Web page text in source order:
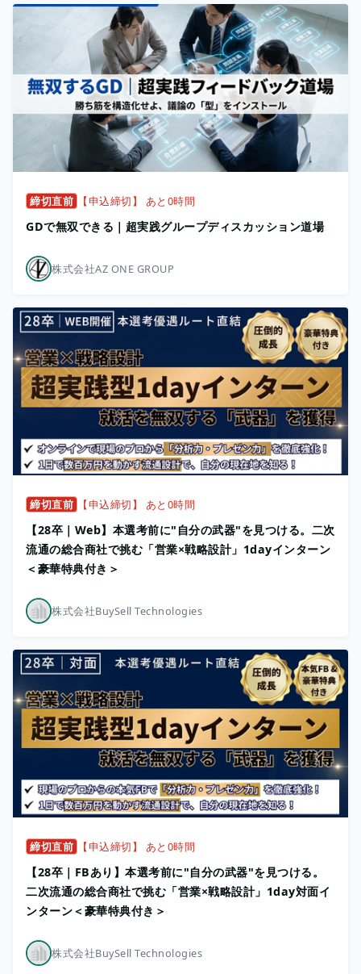
締切直前 【申込締切】 あと0時間
GDで無双できる｜超実践グループディスカッション道場
株式会社AZ ONE GROUP
締切直前 【申込締切】 あと0時間
【28卒｜Web】本選考前に"自分の武器"を見つける。二次
流通の総合商社で挑む「営業×戦略設計」1dayインターン
＜豪華特典付き＞
株式会社BuySell Technologies
締切直前 【申込締切】 あと0時間
【28卒｜FBあり】本選考前に"自分の武器"を見つける。
二次流通の総合商社で挑む「営業×戦略設計」1day対面イ
ンターン＜豪華特典付き＞
株式会社BuySell Technologies